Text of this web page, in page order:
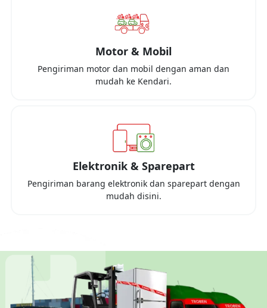
Motor & Mobil
Pengiriman motor dan mobil dengan aman dan
mudah ke Kendari.
Elektronik & Sparepart
Pengiriman barang elektronik dan sparepart dengan
mudah disini.